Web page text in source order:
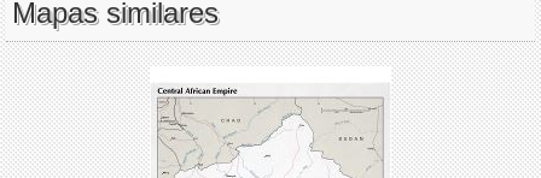
Mapas similares